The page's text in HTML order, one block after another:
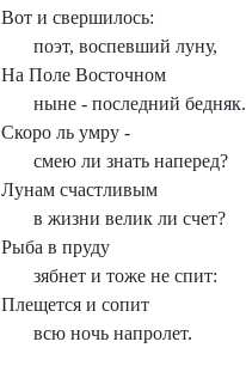
Вот и свершилось:
поэт, воспевший луну,
На Поле Восточном
ныне - последний бедняк.
Скоро ль умру -
смею ли знать наперед?
Лунам счастливым
в жизни велик ли счет?
Рыба в пруду
зябнет и тоже не спит:
Плещется и сопит
всю ночь напролет.